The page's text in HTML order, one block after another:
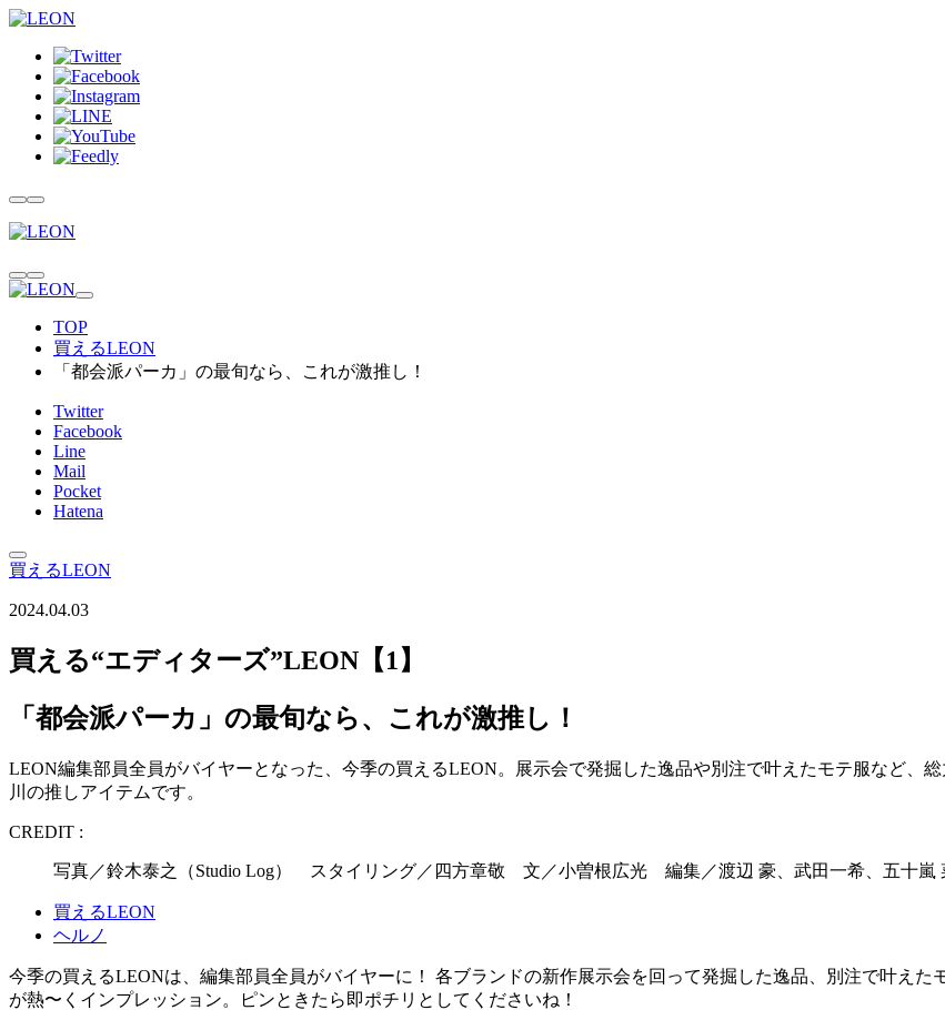
TOP
買えるLEON
「都会派パーカ」の最旬なら、これが激推し！
Twitter
Facebook
Line
Mail
Pocket
Hatena
買えるLEON
2024.04.03
買える“エディターズ”LEON【1】
「都会派パーカ」の最旬なら、これが激推し！
LEON編集部員全員がバイヤーとなった、今季の買えるLEON。展示会で発掘した逸品や別注で叶えたモテ服など、
川の推しアイテムです。
CREDIT :
写真／鈴木泰之（Studio Log） スタイリング／四方章敬 文／小曽根広光 編集／渡辺 豪、武田一希、五十嵐
買えるLEON
ヘルノ
今季の買えるLEONは、編集部員全員がバイヤーに！ 各ブランドの新作展示会を回って発掘した逸品、別注で叶え
が熱〜くインプレッション。ピンときたら即ポチリとしてくださいね！